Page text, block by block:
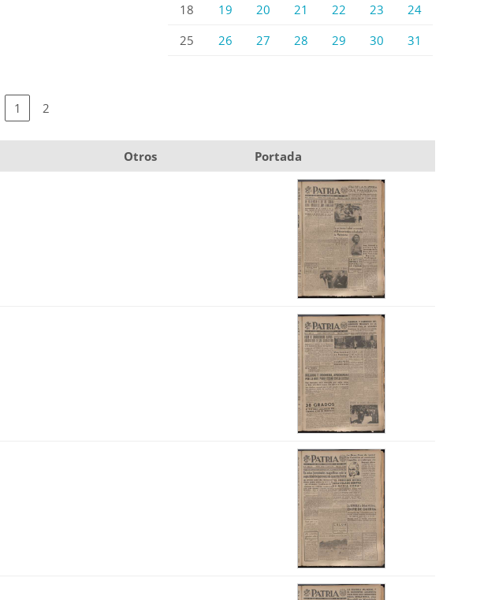
18
19 20 21 22 23
24
25
26 27 28 29 30 31
1 2
Otros
Portada